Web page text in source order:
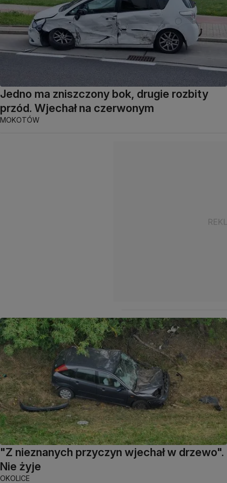
Jedno ma zniszczony bok, drugie rozbity
przód. Wjechał na czerwonym
MOKOTÓW
"Z nieznanych przyczyn wjechał w drzewo".
Nie żyje
OKOLICE